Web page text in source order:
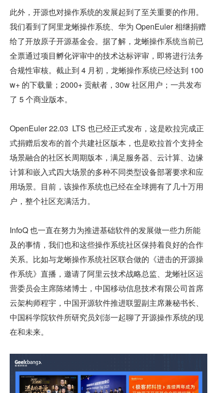
此外，开源也对操作系统的发展起到了至关重要的作用。
我们看到了阿里龙蜥操作系统、华为 OpenEuler 相继捐赠
给了开放原子开源基金会。据了解，龙蜥操作系统当前已
全票通过项目孵化评审中的技术达标评审，即将进行法务
合规性审核。截止到 4 月初，龙蜥操作系统已经达到 100
w+ 的下载量；2000+ 贡献者，30w 社区用户；一共发布
了 5 个商业版本。
OpenEuler 22.03  LTS 也已经正式发布，这是欧拉完成正
式捐赠后发布的首个共建社区版本，也是欧拉首个支持全
场景融合的社区长周期版本，满足服务器、云计算、边缘
计算和嵌入式四大场景的多种不同类型设备部署要求和应
用场景。目前，该操作系统也已经在全球拥有了几十万用
户，整个社区充满活力。
InfoQ 也一直在努力为推进基础软件的发展做一些力所能
及的事情，我们也和这些操作系统社区保持着良好的合作
关系。比如与龙蜥操作系统社区联合做的《进击的开源操
作系统》直播，邀请了阿里云技术战略总监、龙蜥社区运
营委员会主席陈绪博士，中国移动信息技术有限公司首席
云架构师程宇，中国开源软件推进联盟副主席兼秘书长、
中国科学院软件所研究员刘澎一起聊了开源操作系统的现
在和未来。